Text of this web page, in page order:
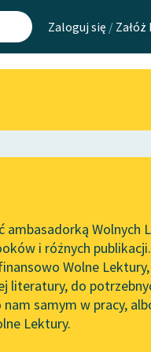
Zaloguj się /
Wolnych Lektur
Wolnych Lektur
Wolnych
i różnych
Wolne
literatury, do
samym w pracy,
Lektury.
kij